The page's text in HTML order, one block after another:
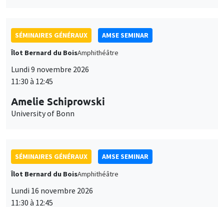
SÉMINAIRES GÉNÉRAUX
AMSE SEMINAR
Îlot Bernard du BoisAmphithéâtre
Lundi 9 novembre 2026
11:30 à 12:45
Amelie Schiprowski
University of Bonn
SÉMINAIRES GÉNÉRAUX
AMSE SEMINAR
Îlot Bernard du BoisAmphithéâtre
Lundi 16 novembre 2026
11:30 à 12:45